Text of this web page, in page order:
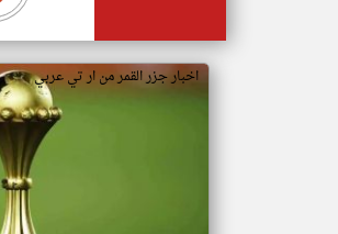
اخبار جزر القمر من ار تي عربي